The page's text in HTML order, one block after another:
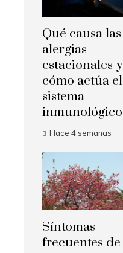
Qué causa las
alergias
estacionales y
cómo actúa el
sistema
inmunológico
Hace 4 semanas
Síntomas
frecuentes de